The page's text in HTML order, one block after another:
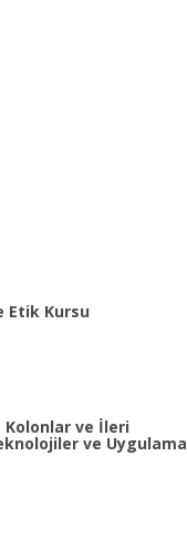
Etik Kursu
Kolonlar ve İleri
ve Uygulama